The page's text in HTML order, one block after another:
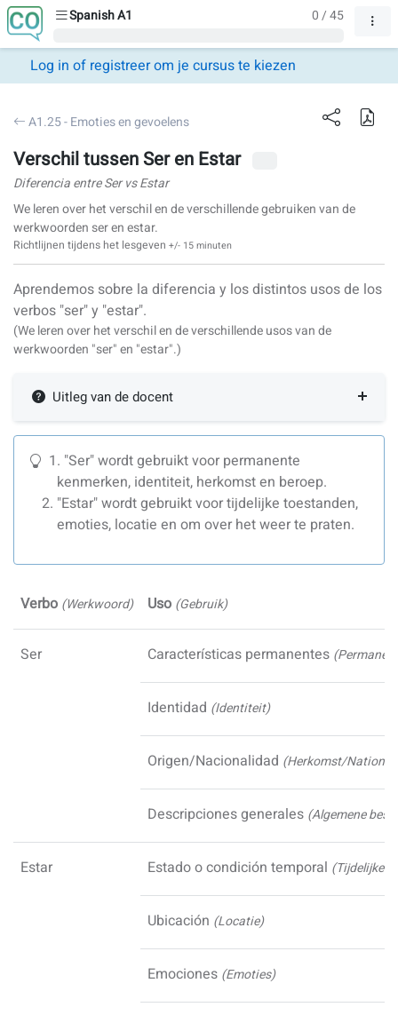
Spanish A1 0 / 45
Log in of registreer om je cursus te kiezen
A1.25 - Emoties en gevoelens
Verschil tussen Ser en Estar
Diferencia entre Ser vs Estar
We leren over het verschil en de verschillende gebruiken van de
werkwoorden ser en estar.
Richtlijnen tijdens het lesgeven +/- 15 minuten
Aprendemos sobre la diferencia y los distintos usos de los
verbos "ser" y "estar".
(We leren over het verschil en de verschillende usos van de
werkwoorden "ser"en "estar".)
Uitleg van de docent
"Ser" wordt gebruikt voor permanente
kenmerken, identiteit, herkomst en beroep.
"Estar" wordt gebruikt voor tijdelijke toestanden,
emoties, locatie en om over het weer te praten.
Verbo (Werkwoord) Uso (Gebruik)
Ser Características permanentes
Identidad (Identiteit)
Origen/Nacionalidad (Herkomst/
Descripciones generales (Algemene
Estar Estado o condición temporal (Tijdelijke
Ubicación (Locatie)
Emociones (Emoties)